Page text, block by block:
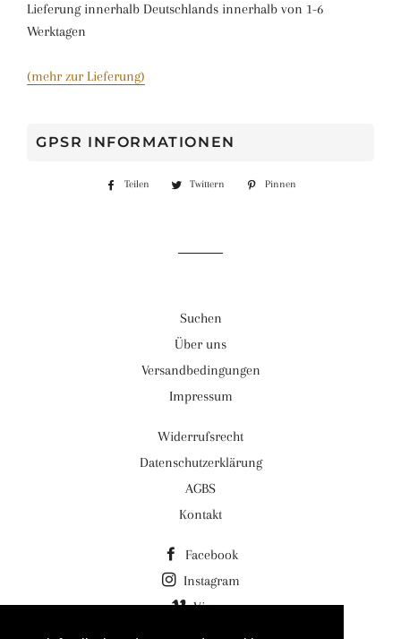
Lieferung innerhalb Deutschlands innerhalb von 1-6
Werktagen
(mehr zur Lieferung)
GPSR INFORMATIONEN
Teilen
Auf
Twittern
Auf
Pinnen
Suchen
Über uns
Versandbedingungen
Impressum
Widerrufsrecht
Datenschutzerklärung
AGBS
Kontakt
Facebook
Instagram
Vimeo